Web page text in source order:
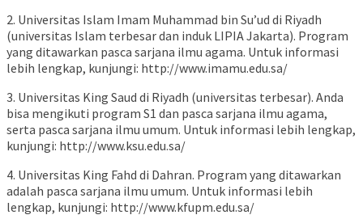
2. Universitas Islam Imam Muhammad bin Su’ud di Riyadh
(universitas Islam terbesar dan induk LIPIA Jakarta). Program
yang ditawarkan pasca sarjana ilmu agama. Untuk informasi
lebih lengkap, kunjungi: http://www.imamu.edu.sa/
3. Universitas King Saud di Riyadh (universitas terbesar). Anda
bisa mengikuti program S1 dan pasca sarjana ilmu agama,
serta pasca sarjana ilmu umum. Untuk informasi lebih lengkap,
kunjungi: http://www.ksu.edu.sa/
4. Universitas King Fahd di Dahran. Program yang ditawarkan
adalah pasca sarjana ilmu umum. Untuk informasi lebih
lengkap, kunjungi: http://www.kfupm.edu.sa/